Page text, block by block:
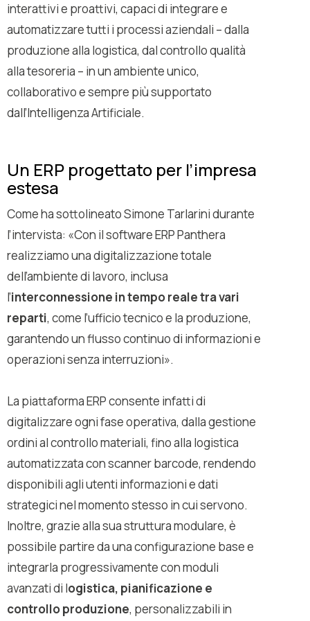
interattivi e proattivi, capaci di integrare e
automatizzare tutti i processi aziendali – dalla
produzione alla logistica, dal controllo qualità
alla tesoreria – in un ambiente unico,
collaborativo e sempre più supportato
dall’Intelligenza Artificiale.
Un ERP progettato per l’impresa
estesa
Come ha sottolineato Simone Tarlarini durante
l’intervista: «Con il software ERP Panthera
realizziamo una digitalizzazione totale
dell’ambiente di lavoro, inclusa
l’interconnessione in tempo reale tra vari
reparti, come l’ufficio tecnico e la produzione,
garantendo un flusso continuo di informazioni e
operazioni senza interruzioni».
La piattaforma ERP consente infatti di
digitalizzare ogni fase operativa, dalla gestione
ordini al controllo materiali, fino alla logistica
automatizzata con scanner barcode, rendendo
disponibili agli utenti informazioni e dati
strategici nel momento stesso in cui servono.
Inoltre, grazie alla sua struttura modulare, è
possibile partire da una configurazione base e
integrarla progressivamente con moduli
avanzati di logistica, pianificazione e
controllo produzione, personalizzabili in